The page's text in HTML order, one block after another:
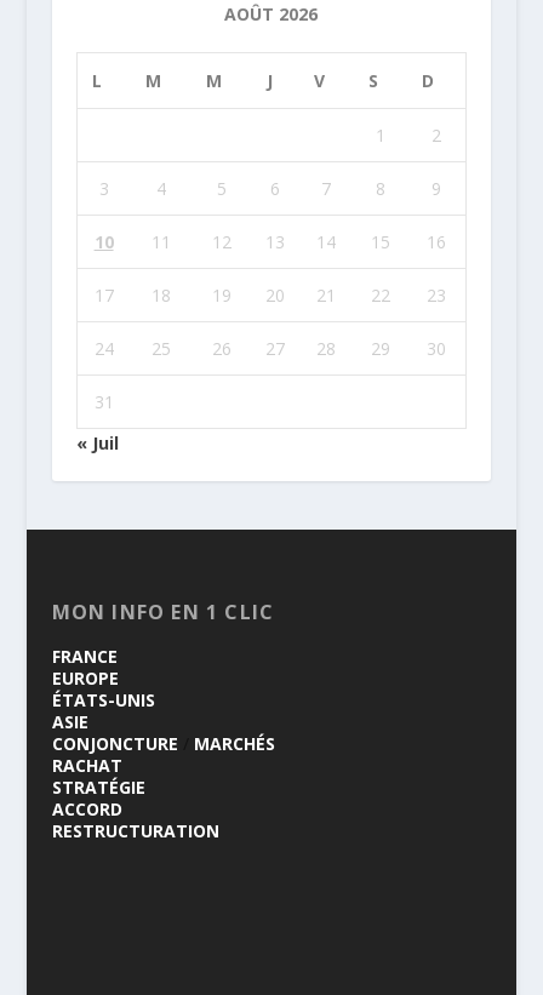
AOÛT 2026
L M M J V S D
1 2
3 4 5 6 7 8 9
10 11 12 13 14 15 16
17 18 19 20 21 22 23
24 25 26 27 28 29 30
31
« Juil
MON INFO EN 1 CLIC
FRANCE
EUROPE
ÉTATS-UNIS
ASIE
CONJONCTURE
MARCHÉS
RACHAT
STRATÉGIE
ACCORD
RESTRUCTURATION